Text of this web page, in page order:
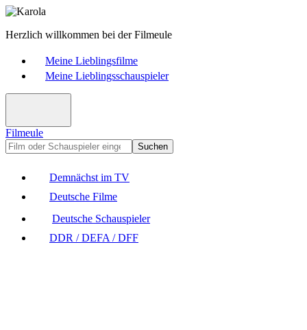
Herzlich willkommen bei der Filmeule
Meine Lieblingsfilme
Meine Lieblingsschauspieler
Filmeule
Suchen
Demnächst im TV
Deutsche Filme
Deutsche Schauspieler
DDR / DEFA / DFF